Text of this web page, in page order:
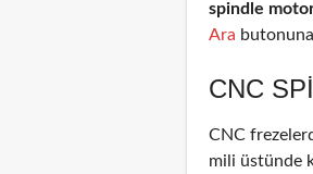
spindle motor
Ara
CNC
CNC
mili üstünde